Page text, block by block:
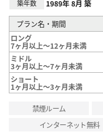
築年数 1989年 8月 築
プラン名・期間
ロング
7ヶ月以上～12ヶ月未満
ミドル
3ヶ月以上～7ヶ月未満
ショート
1ヶ月以上～3ヶ月未満
禁煙ルーム
インターネット無料